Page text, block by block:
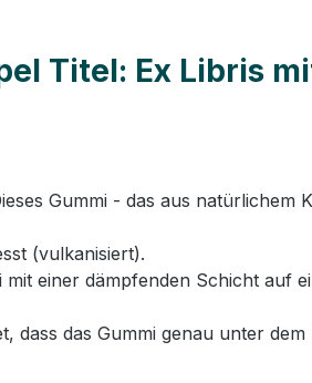
Titel: Ex Libris
Gummi - das aus
(vulkanisiert).
einer dämpfenden Schicht auf
dass das Gummi genau unter